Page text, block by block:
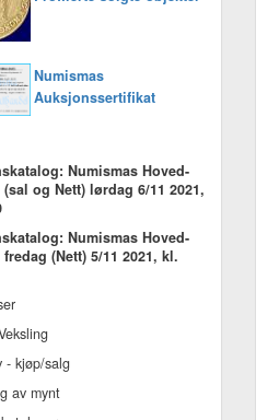
Numismas
Auksjonssertifikat
Numismas Hoved-
og Nett) lørdag 6/11 2021,
Numismas Hoved-
(Nett) 5/11 2021, kl.
- kjøp/salg
av mynt